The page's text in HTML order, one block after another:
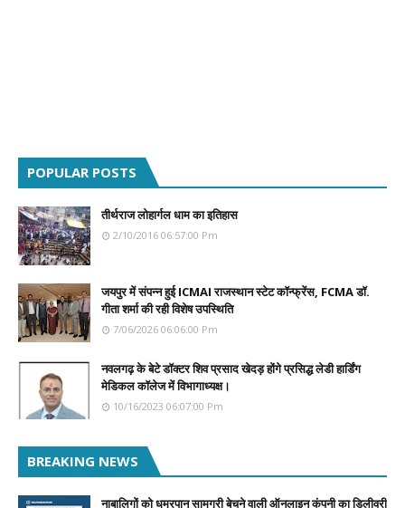
POPULAR POSTS
तीर्थराज लोहार्गल धाम का इतिहास
2/10/2016 06:57:00 Pm
जयपुर में संपन्न हुई ICMAI राजस्थान स्टेट कॉन्फ्रेंस, FCMA डॉ.
गीता शर्मा की रही विशेष उपस्थिति
7/06/2026 06:06:00 Pm
नवलगढ़ के बेटे डॉक्टर शिव प्रसाद खेदड़ होंगे प्रसिद्ध लेडी हार्डिंग
मेडिकल कॉलेज में विभागाध्यक्ष।
10/16/2023 06:07:00 Pm
BREAKING NEWS
नाबालिगों को धूम्रपान सामग्री बेचने वाली ऑनलाइन कंपनी का डिलीवरी